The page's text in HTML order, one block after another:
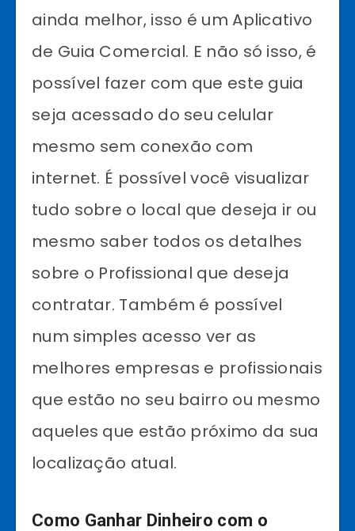
ainda melhor, isso é um Aplicativo
de Guia Comercial. E não só isso, é
possível fazer com que este guia
seja acessado do seu celular
mesmo sem conexão com
internet. É possível você visualizar
tudo sobre o local que deseja ir ou
mesmo saber todos os detalhes
sobre o Profissional que deseja
contratar. Também é possível
num simples acesso ver as
melhores empresas e profissionais
que estão no seu bairro ou mesmo
aqueles que estão próximo da sua
localização atual.
Como Ganhar Dinheiro com o